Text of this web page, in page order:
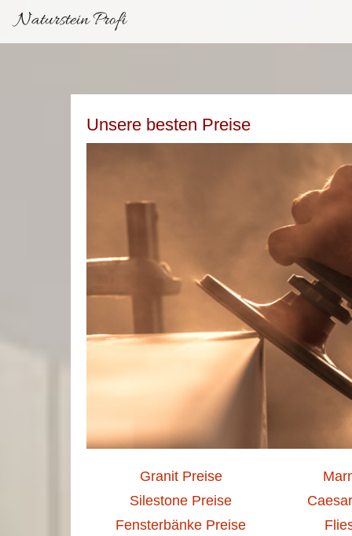
Naturstein Profi
Unsere besten Preise
Granit Preise
Silestone Preise
Fensterbänke Preise